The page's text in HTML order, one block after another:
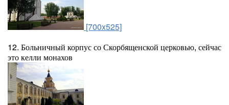
[700x525]
12. Больничный корпус со Скорбященской церковью, сейчас
это келли монахов